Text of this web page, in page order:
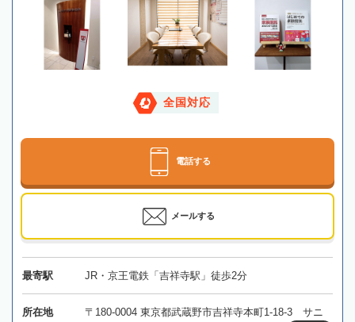
全国対応
電話する
メールする
最寄駅 JR・京王電鉄「吉祥寺駅」徒歩2分
所在地
〒180-0004 東京都武蔵野市吉祥寺本町1-18-3 サニ